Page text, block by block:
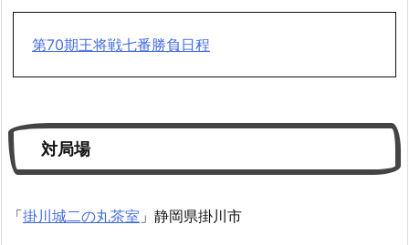
第70期王将戦七番勝負日程
対局場
「掛川城二の丸茶室 」静岡県掛川市